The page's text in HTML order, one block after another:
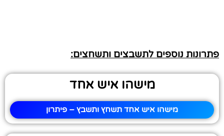
פתרונות נוספים לתשבצים ותשחצים:
מישהו איש אחד
מישהו איש אחד תשחץ ותשבץ – פיתרון